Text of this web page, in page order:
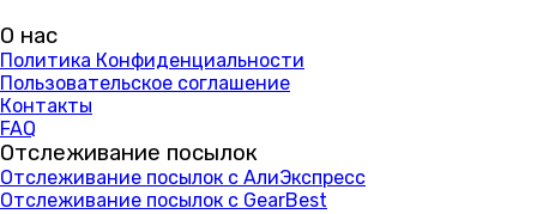
О нас
Политика Конфиденциальности
Пользовательское соглашение
Контакты
FAQ
Отслеживание посылок
Отслеживание посылок с АлиЭкспресс
Отслеживание посылок с GearBest